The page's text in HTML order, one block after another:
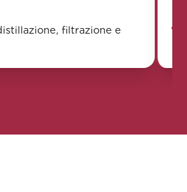
filtrazione e